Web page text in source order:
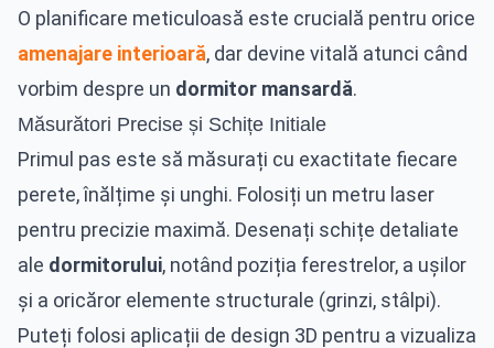
O planificare meticuloasă este crucială pentru orice
amenajare interioară, dar devine vitală atunci când
vorbim despre un dormitor mansardă.
Măsurători Precise și Schițe Initiale
Primul pas este să măsurați cu exactitate fiecare
perete, înălțime și unghi. Folosiți un metru laser
pentru precizie maximă. Desenați schițe detaliate
ale dormitorului, notând poziția ferestrelor, a ușilor
și a oricăror elemente structurale (grinzi, stâlpi).
Puteți folosi aplicații de design 3D pentru a vizualiza